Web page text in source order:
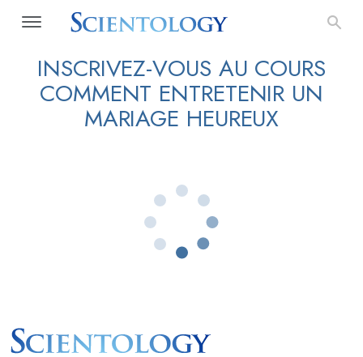
INSCRIVEZ-VOUS AU COURS
COMMENT ENTRETENIR UN
MARIAGE HEUREUX